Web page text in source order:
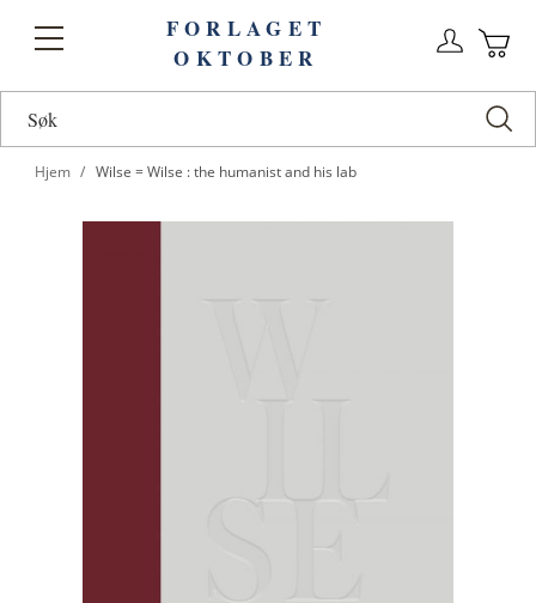
Toggle
FORLAGET
OKTOBER
Hjem Wilse = Wilse : the humanist and his lab